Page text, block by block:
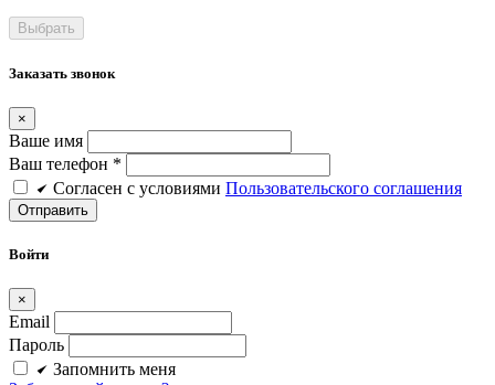
Заказать звонок
×
Ваше имя
Ваш телефон *
Cогласен c условиями Пользовательского соглашения
Войти
×
Email
Пароль
Запомнить меня